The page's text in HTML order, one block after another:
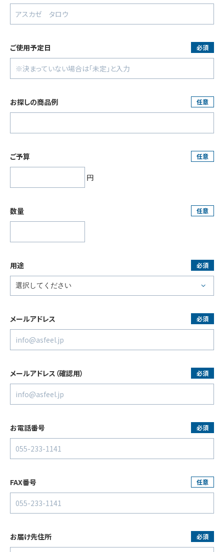
ご使用予定日 必須
お探しの商品例 任意
ご予算 任意
円
数量 任意
用途 必須
メールアドレス 必須
メールアドレス （確認用） 必須
お電話番号 必須
FAX番号 任意
お届け先住所 必須